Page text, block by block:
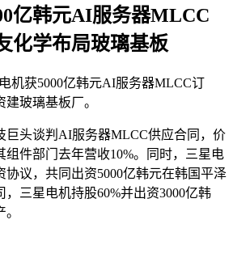
亿韩元AI服务器MLCC
化学布局玻璃基板
机获5000亿韩元AI服务器MLCC订
玻璃基板厂。
巨头谈判AI服务器MLCC供应合同，价
组件部门去年营收10%。同时，三星电
协议，共同出资5000亿韩元在韩国平泽
三星电机持股60%并出资3000亿韩